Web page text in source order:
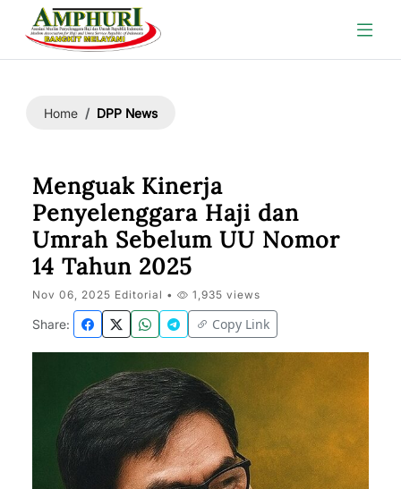
Home DPP News
Menguak Kinerja
Penyelenggara Haji dan
Umrah Sebelum UU Nomor
14 Tahun 2025
Nov 06, 2025 Editorial • 1,935 views
Share: Copy Link